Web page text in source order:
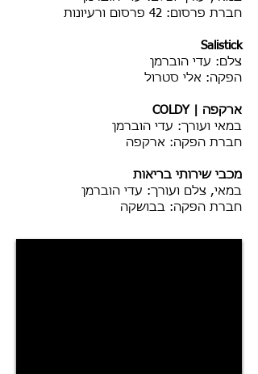
חברת פרסום: 42 פרסום ורעיונות
Salistick
צלם: עדי הוברמן
הפקה: אלי סטרול
ארקפה | COLDY
במאי ועורך: עדי הוברמן
חברת הפקה: ארקפה
מכבי שירותי בריאות
במאי, צלם ועורך: עדי הוברמן
חברת הפקה: בבושקה